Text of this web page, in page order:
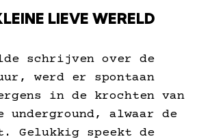
LIEVE WERELD
schrijven over de
werd er spontaan
in de krochten van
underground, alwaar de
Gelukkig speekt de